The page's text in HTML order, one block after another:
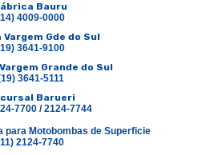
Bauru
4009-0000
Gde do Sul
3641-9100
Grande do Sul
3641-5111
Barueri
7700 / 2124-7744
para Motobombas de Superficie
2124-7740